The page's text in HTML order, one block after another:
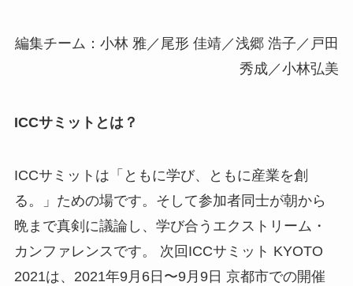
編集チーム：小林 雅／尾形 佳靖／浅郷 浩子／戸田
秀成／小林弘美
ICCサミットとは？
ICCサミットは「ともに学び、ともに産業を創
る。」ための場です。そして参加者同士が朝から
晩まで真剣に議論し、学び合うエクストリーム・
カンファレンスです。 次回ICCサミット KYOTO
2021は、2021年9月6日〜9月9日 京都市での開催